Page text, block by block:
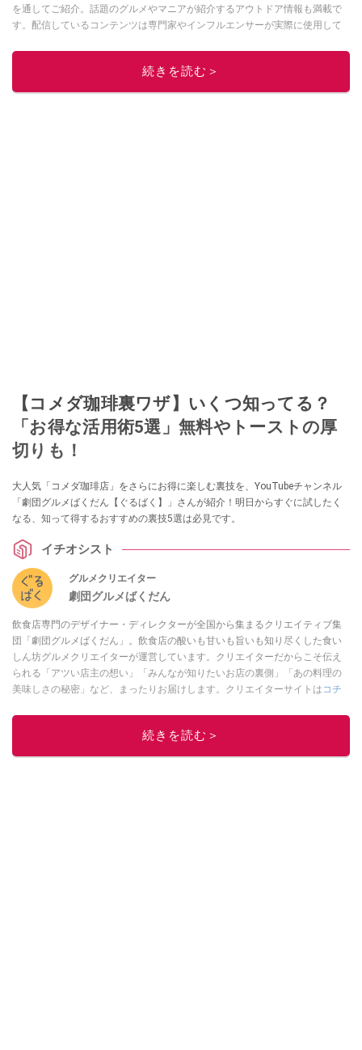
を通してご紹介。話題のグルメやマニアが紹介するアウトドア情報も満載で
す。配信しているコンテンツは専門家やインフルエンサーが実際に使用して
ニュースでフォロー
続きを読む＞
【コメダ珈琲裏ワザ】いくつ知ってる？
「お得な活用術5選」無料やトーストの厚
切りも！
大人気「コメダ珈琲店」をさらにお得に楽しむ裏技を、YouTubeチャンネル
「劇団グルメばくだん【ぐるばく】」さんが紹介！明日からすぐに試したく
なる、知って得するおすすめの裏技5選は必見です。
イチオシスト
グルメクリエイター
劇団グルメばくだん
飲食店専門のデザイナー・ディレクターが全国から集まるクリエイティブ集
団「劇団グルメばくだん」。飲食店の酸いも甘いも旨いも知り尽くした食い
しん坊グルメクリエイターが運営しています。クリエイターだからこそ伝え
られる「アツい店主の想い」「みんなが知りたいお店の裏側」「あの料理の
美味しさの秘密」など、まったりお届けします。クリエイターサイトは コチ
このイチオシストの他の記事を読む
続きを読む＞